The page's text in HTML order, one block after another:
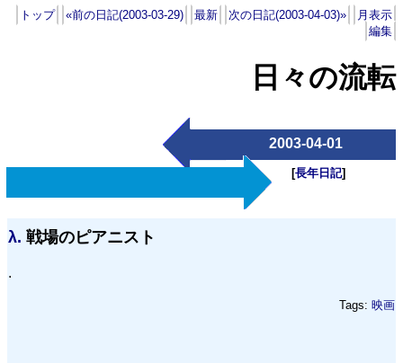
トップ «前の日記(2003-03-29) 最新 次の日記(2003-04-03)»
月表示
編集
日々の流転
2003-04-01
[長年日記]
λ. 戦場のピアニスト
.
Tags: 映画